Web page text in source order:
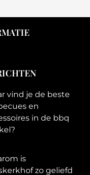
vind je de beste
en
in de bbq
is
zo geliefd